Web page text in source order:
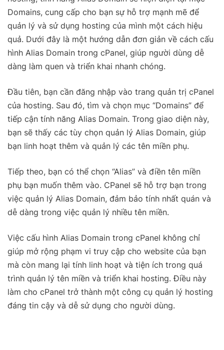
Domains, cung cấp cho bạn sự hỗ trợ mạnh mẽ để
quản lý và sử dụng hosting của mình một cách hiệu
quả. Dưới đây là một hướng dẫn đơn giản về cách cấu
hình Alias Domain trong cPanel, giúp người dùng dễ
dàng làm quen và triển khai nhanh chóng.
Đầu tiên, bạn cần đăng nhập vào trang quản trị cPanel
của hosting. Sau đó, tìm và chọn mục “Domains” để
tiếp cận tính năng Alias Domain. Trong giao diện này,
bạn sẽ thấy các tùy chọn quản lý Alias Domain, giúp
bạn linh hoạt thêm và quản lý các tên miền phụ.
Tiếp theo, bạn có thể chọn “Alias” và điền tên miền
phụ bạn muốn thêm vào. CPanel sẽ hỗ trợ bạn trong
việc quản lý Alias Domain, đảm bảo tính nhất quán và
dễ dàng trong việc quản lý nhiều tên miền.
Việc cấu hình Alias Domain trong cPanel không chỉ
giúp mở rộng phạm vi truy cập cho website của bạn
mà còn mang lại tính linh hoạt và tiện ích trong quá
trình quản lý tên miền và triển khai hosting. Điều này
làm cho cPanel trở thành một công cụ quản lý hosting
đáng tin cậy và dễ sử dụng cho người dùng.